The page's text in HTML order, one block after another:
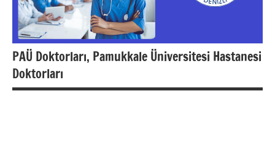
PAÜ Doktorları, Pamukkale Üniversitesi Hastanesi
Doktorları